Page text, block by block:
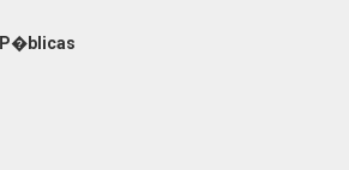
P�blicas